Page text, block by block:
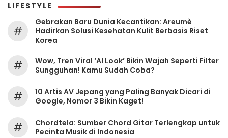
LIFESTYLE
#
Gebrakan Baru Dunia Kecantikan: Areumè
Hadirkan Solusi Kesehatan Kulit Berbasis Riset
Korea
#
Wow, Tren Viral ‘AI Look’ Bikin Wajah Seperti Filter
Sungguhan! Kamu Sudah Coba?
#
10 Artis AV Jepang yang Paling Banyak Dicari di
Google, Nomor 3 Bikin Kaget!
#
Chordtela: Sumber Chord Gitar Terlengkap untuk
Pecinta Musik di Indonesia